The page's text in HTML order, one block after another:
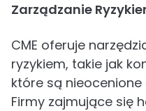
Zarządzanie
CME oferuje
ryzykiem, takie jak
które są
Firmy zajmujące się